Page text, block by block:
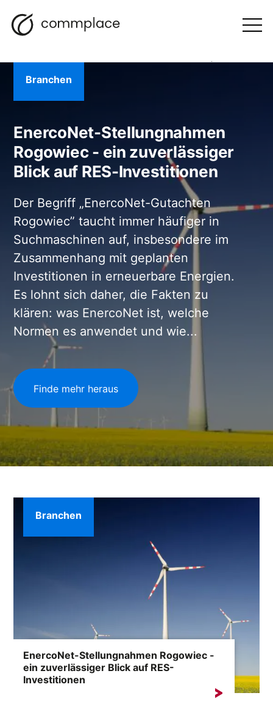
Zum
Inhalt
Navigation
BLOGGEN
EnercoNet-Stellungnahmen
Rogowiec - ein zuverlässiger
Blick auf RES-Investitionen
Der Begriff „EnercoNet-Gutachten
Rogowiec” taucht immer häufiger in
Suchmaschinen auf, insbesondere im
Zusammenhang mit geplanten
Investitionen in erneuerbare Energien.
Es lohnt sich daher, die Fakten zu
klären: was EnercoNet ist, welche
Normen es anwendet und wie...
Finde mehr heraus
Branchen
EnercoNet-Stellungnahmen Rogowiec -
ein zuverlässiger Blick auf RES-
Investitionen
Branchen